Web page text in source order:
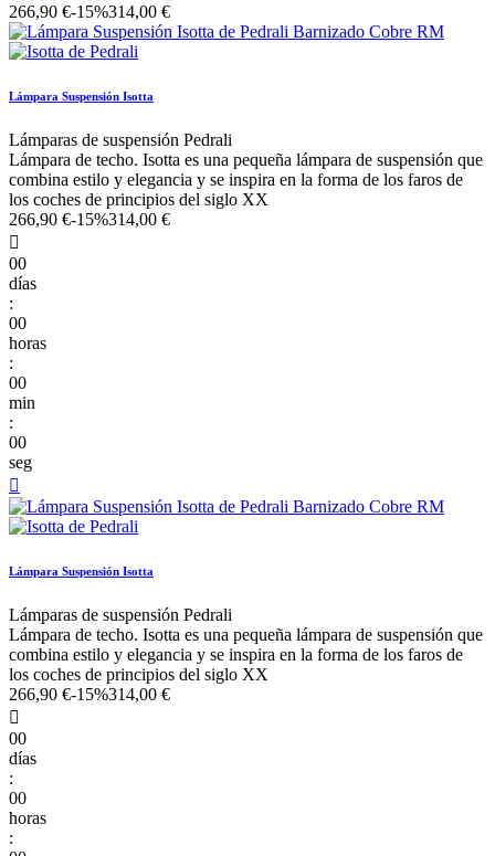
266,90 €-15%314,00 €
Lámpara Suspensión Isotta
Lámparas de suspensión Pedrali
Lámpara de techo. Isotta es una pequeña lámpara de suspensión que
combina estilo y elegancia y se inspira en la forma de los faros de
los coches de principios del siglo XX
266,90 €-15%314,00 €

00
días
:
00
horas
:
00
min
:
00
seg

Lámpara Suspensión Isotta
Lámparas de suspensión Pedrali
Lámpara de techo. Isotta es una pequeña lámpara de suspensión que
combina estilo y elegancia y se inspira en la forma de los faros de
los coches de principios del siglo XX
266,90 €-15%314,00 €

00
días
:
00
horas
: